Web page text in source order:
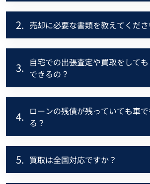
2. 売却に必要な書類を教えてくださ
3. 自宅での出張査定や買取をして
できるの？
4. ローンの残債が残っていても車
る？
5. 買取は全国対応ですか？